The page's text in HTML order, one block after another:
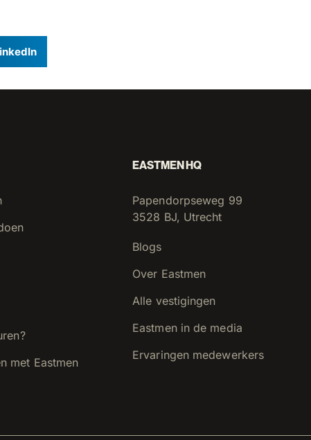
met Eastmen
EASTMEN HQ
Papendorpseweg 99
3528 BJ, Utrecht
Blogs
Over Eastmen
Alle vestigingen
Eastmen in de media
Ervaringen medewerkers